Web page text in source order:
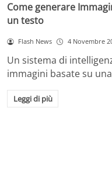
Come generare
un testo
Flash News 4 Novembre
Un sistema di
immagini basate su
Leggi di più